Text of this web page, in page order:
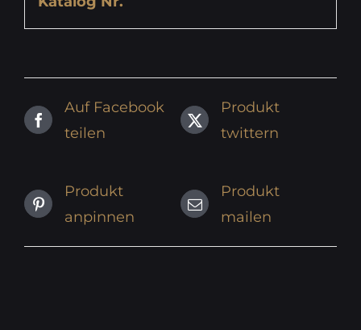
Auf Facebook
teilen
Produkt
twittern
Produkt
anpinnen
Produkt
mailen